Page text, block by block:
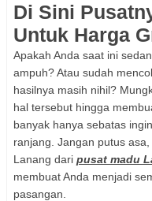
Di Sini
Untuk Harga
Apakah Anda saat ini
ampuh? Atau sudah
hasilnya masih nihil?
hal tersebut hingga
banyak hanya sebatas
ranjang. Jangan putus
Lanang dari pusat madu
membuat Anda menjadi
pasangan.